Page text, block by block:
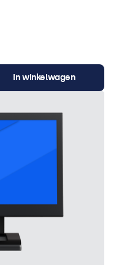
In winkelwagen